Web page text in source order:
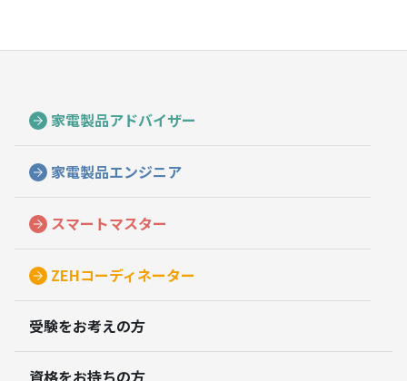
家電製品アドバイザー
家電製品エンジニア
スマートマスター
ZEHコーディネーター
受験をお考えの方
資格をお持ちの方